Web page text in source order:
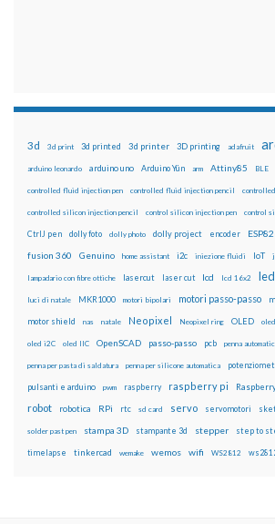
3d 3d print 3d printed 3d printer 3D printing adafruit
arduino leonardo arduino uno Arduino Yún arm Attiny85 BLE
controlled fluid injection pen controlled fluid injection pencil
controlled silicon injection pencil control silicon injection pen control
CtrlJ pen dolly foto dolly photo dolly project encoder
fusion 360 Genuino home assistant i2c iniezione fluidi IoT
lampadario con fibre ottiche lasercut laser cut lcd lcd 16x2 led
luci di natale MKR1000 motori bipolari motori passo-passo
motor shield nas natale Neopixel Neopixel ring OLED
oled i2C oled IIC OpenSCAD passo-passo pcb penna
penna per pasta di saldatura penna per silicone automatica
pulsanti e arduino pwm raspberry raspberry pi
robot robotica RPi rtc sd card servo servomotori
solder past pen stampa 3D stampante 3d stepper step to
timelapse tinkercad wemake wemos wifi WS2812